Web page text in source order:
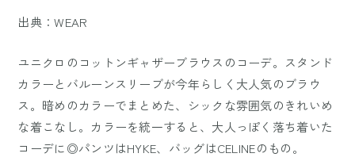
出典：WEAR
ユニクロのコットンギャザーブラウスのコーデ。スタンド
カラーとバルーンスリーブが今年らしく大人気のブラウ
ス。暗めのカラーでまとめた、シックな雰囲気のきれいめ
な着こなし。カラーを統一すると、大人っぽく落ち着いた
コーデに◎パンツはHYKE、バッグはCELINEのもの。